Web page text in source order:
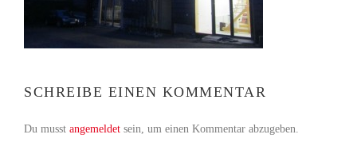
SCHREIBE EINEN KOMMENTAR
Du musst angemeldet sein, um einen Kommentar abzugeben.